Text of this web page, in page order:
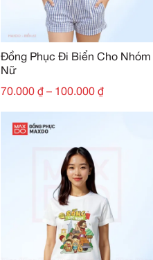
Đồng Phục Đi Biển Cho Nhóm
Nữ
70.000 ₫ – 100.000 ₫